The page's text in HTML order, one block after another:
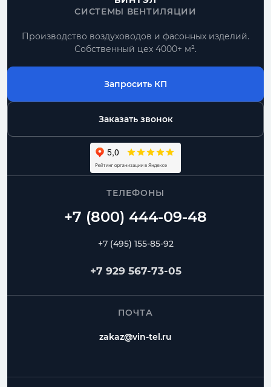
Все прямоугольные воздуховоды
типовые позиции и нестандарт по чертежу
Комплектом
воздуховоды, фасонные части, фланцы
От производителя
Переходы Угловые отводы
Радиусные отводы Тройники
круглой врезкой?
СИСТЕМЫ ВЕНТИЛЯЦИИ
Производство воздуховодов и фасонных изделий.
Собственный цех 4000+ м².
Запросить КП
Заказать звонок
ТЕЛЕФОНЫ
+7 (495) 155-85-92
+7 929 567-73-05
ПОЧТА
zakaz@vin-tel.ru